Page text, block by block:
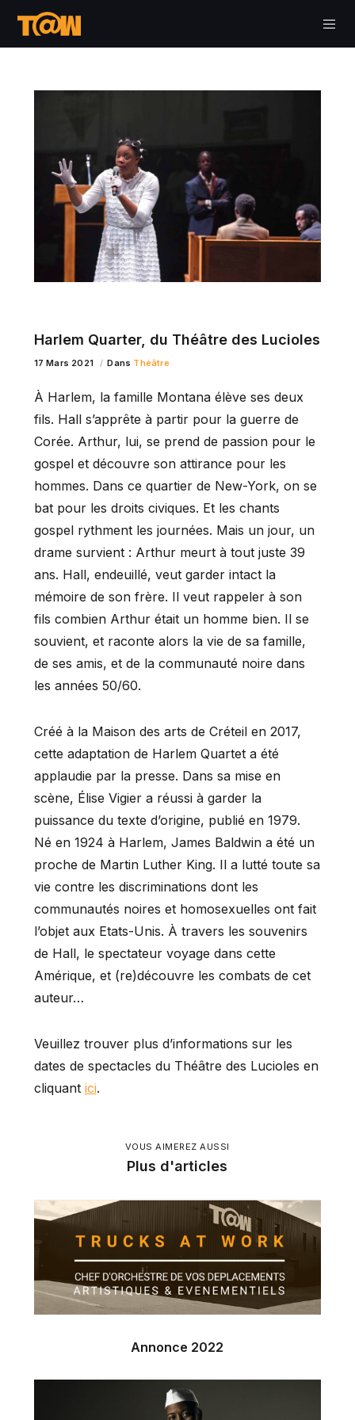
Harlem Quarter, du Théâtre des Lucioles
17 Mars 2021 Dans Théâtre
À Harlem, la famille Montana élève ses deux
fils. Hall s’apprête à partir pour la guerre de
Corée. Arthur, lui, se prend de passion pour le
gospel et découvre son attirance pour les
hommes. Dans ce quartier de New-York, on se
bat pour les droits civiques. Et les chants
gospel rythment les journées. Mais un jour, un
drame survient : Arthur meurt à tout juste 39
ans. Hall, endeuillé, veut garder intact la
mémoire de son frère. Il veut rappeler à son
fils combien Arthur était un homme bien. Il se
souvient, et raconte alors la vie de sa famille,
de ses amis, et de la communauté noire dans
les années 50/60.
Créé à la Maison des arts de Créteil en 2017,
cette adaptation de Harlem Quartet a été
applaudie par la presse. Dans sa mise en
scène, Élise Vigier a réussi à garder la
puissance du texte d’origine, publié en 1979.
Né en 1924 à Harlem, James Baldwin a été un
proche de Martin Luther King. Il a lutté toute sa
vie contre les discriminations dont les
communautés noires et homosexuelles ont fait
l’objet aux Etats-Unis. À travers les souvenirs
de Hall, le spectateur voyage dans cette
Amérique, et (re)découvre les combats de cet
auteur…
Veuillez trouver plus d’informations sur les
dates de spectacles du Théâtre des Lucioles en
cliquant ici.
VOUS AIMEREZ AUSSI
Plus d'articles
Annonce 2022